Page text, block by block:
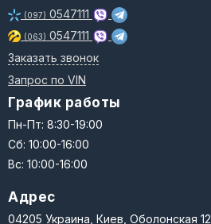
(097) 0547111
(063) 0547111
Заказать звонок
Запрос по VIN
График работы
Пн-Пт: 8:30-19:00
Сб: 10:00-16:00
Вс: 10:00-16:00
Адрес
04205 Украина, Киев, Оболонская 12